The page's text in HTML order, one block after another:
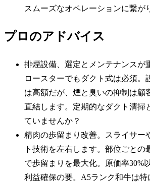
スムーズなオペレーションに繋が
プロのアドバイス
排煙設備、選定とメンテナンスが
ロースターでもダクト式は必須。
は高額だが、煙と臭いの抑制は顧
直結します。定期的なダクト清掃
ていませんか？
精肉の歩留まり改善。スライサー
ト技術を左右します。部位ごとの
で歩留まりを最大化。原価率30%
利益確保の要。A5ランク和牛は特